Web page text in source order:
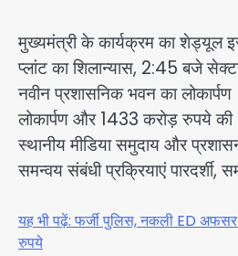
मुख्यमंत्री के कार्यक्रम का शेड्यूल
प्लांट का शिलान्यास, 2:45 बजे
नवीन प्रशासनिक भवन का
लोकार्पण और 1433 करोड़ रुपये
स्थानीय मीडिया समुदाय और
समन्वय संबंधी प्रक्रियाएं
यह भी पढ़ें: फर्जी पुलिस, नकली ED
रुपये